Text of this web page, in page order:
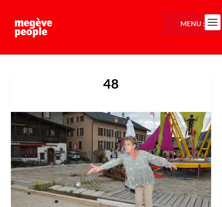
48
MENU :